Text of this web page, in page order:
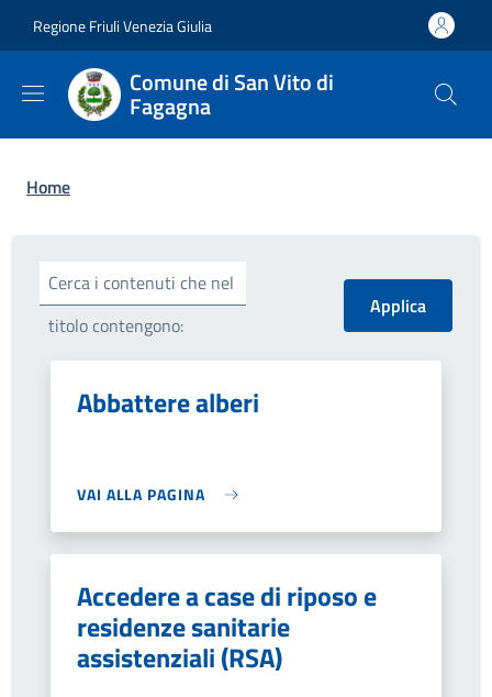
Regione Friuli Venezia Giulia
Comune di San Vito di
Fagagna
Briciole di pane
Home
Cerca i contenuti che nel
titolo contengono:
Abbattere alberi
VAI ALLA PAGINA
Accedere a case di riposo e
residenze sanitarie
assistenziali (RSA)